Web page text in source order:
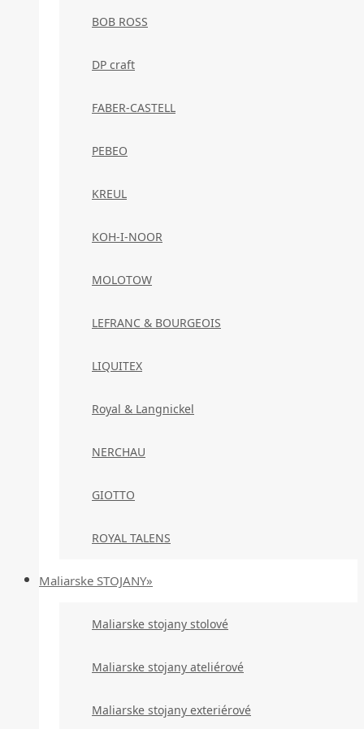
BOB ROSS
DP craft
FABER-CASTELL
PEBEO
KREUL
KOH-I-NOOR
MOLOTOW
LEFRANC & BOURGEOIS
LIQUITEX
Royal & Langnickel
NERCHAU
GIOTTO
ROYAL TALENS
Maliarske STOJANY»
Maliarske stojany stolové
Maliarske stojany ateliérové
Maliarske stojany exteriérové